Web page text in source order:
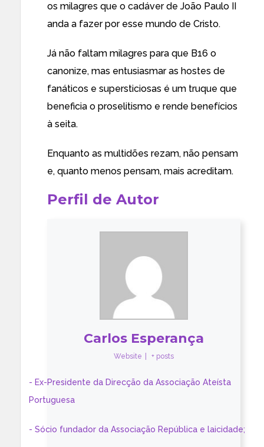
os milagres que o cadáver de João Paulo II
anda a fazer por esse mundo de Cristo.
Já não faltam milagres para que B16 o
canonize, mas entusiasmar as hostes de
fanáticos e supersticiosas é um truque que
beneficia o proselitismo e rende benefícios
à seita.
Enquanto as multidões rezam, não pensam
e, quanto menos pensam, mais acreditam.
Perfil de Autor
Carlos Esperança
Website + posts
- Ex-Presidente da Direcção da Associação Ateísta
Portuguesa
- Sócio fundador da Associação República e laicidade;